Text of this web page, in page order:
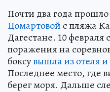
Почти два года
Цомартовой с пляжа
Дагестане. 10 февраля
поражения на
боксувышла из отеля и
Последнее место, где
берег моря. Дальше